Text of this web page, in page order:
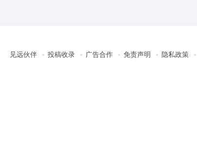
见远伙伴 投稿收录 广告合作 免责声明 隐私政策